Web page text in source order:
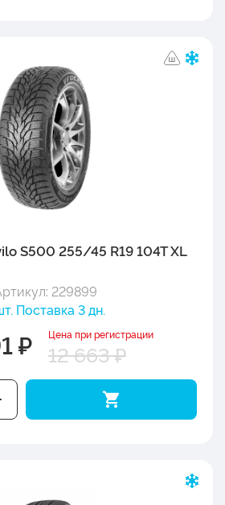
S500 255/45 R19 104T XL
229899
Поставка 3 дн.
₽ Цена при регистрации
12 663 ₽